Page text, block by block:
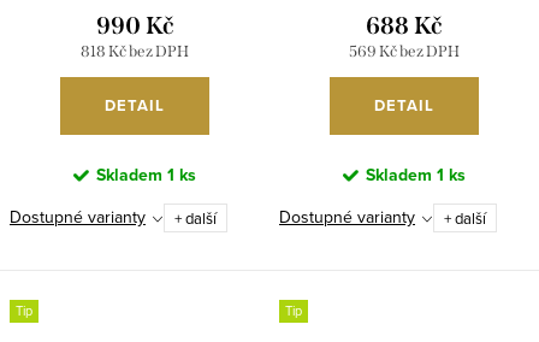
818 Kč bez DPH
990 Kč
DETAIL
Skladem 1 ks
Dostupné varianty
+ další
569 Kč bez DPH
688 Kč
DETAIL
Skladem 1 ks
Dostupné varianty
+ další
Tip Tip